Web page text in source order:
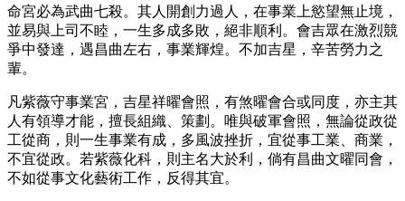
命宮必為武曲七殺。其人開創力過人，在事業上慾望無止境，
並易與上司不睦，一生多成多敗，絕非順利。會吉眾在激烈競
爭中發達，遇昌曲左右，事業輝煌。不加吉星，辛苦勞力之
輩。
凡紫薇守事業宮，吉星祥曜會照，有煞曜會合或同度，亦主其
人有領導才能，擅長組織、策劃。唯與破軍會照，無論從政從
工從商，則一生事業有成，多風波挫折，宜從事工業、商業，
不宜從政。若紫薇化科，則主名大於利，倘有昌曲文曜同會，
不如從事文化藝術工作，反得其宜。